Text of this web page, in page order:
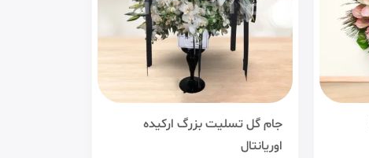
جام گل تسلیت بزرگ ارکیده
اوریانتال